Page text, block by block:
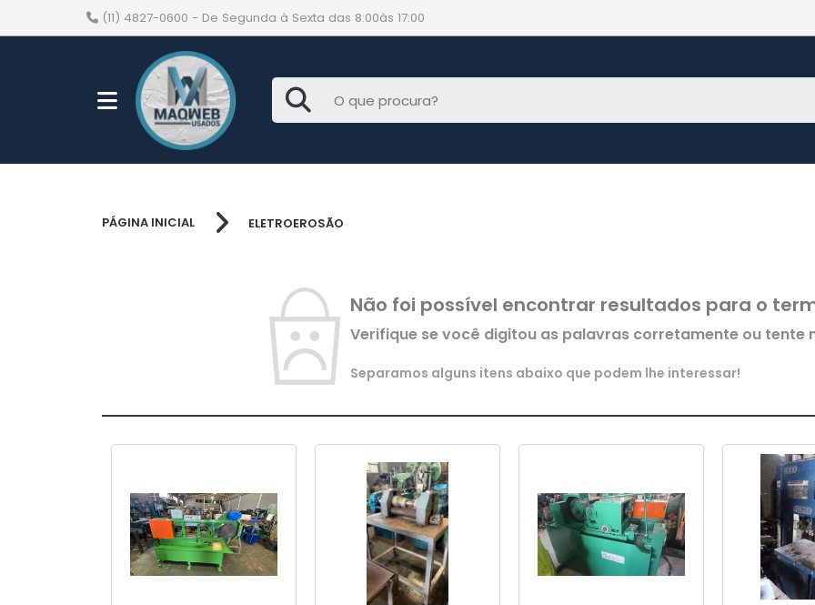
(11) 4827-0600 - De Segunda à Sexta das 8:00às 17:00
PÁGINA INICIAL ELETROEROSÃO
Não foi possível encontrar resultados para o
Verifique se você digitou as palavras corretamente ou tente
Separamos alguns itens abaixo que podem lhe interessar!